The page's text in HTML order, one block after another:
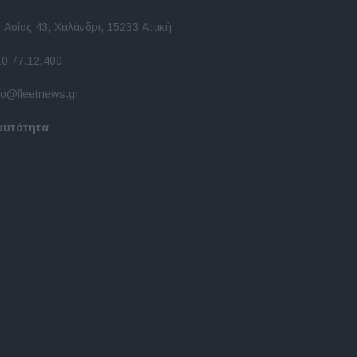
43, Χαλάνδρι, 15233 Αττική
77.12.400